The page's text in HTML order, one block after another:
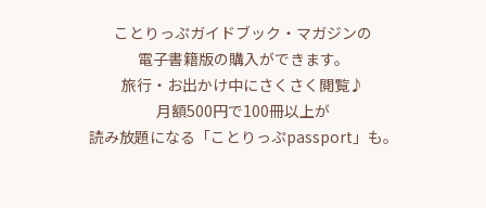
ことりっぷガイドブック・マガジンの
電子書籍版の購入ができます。
旅行・お出かけ中にさくさく閲覧♪
月額500円で100冊以上が
読み放題になる「ことりっぷpassport」も。